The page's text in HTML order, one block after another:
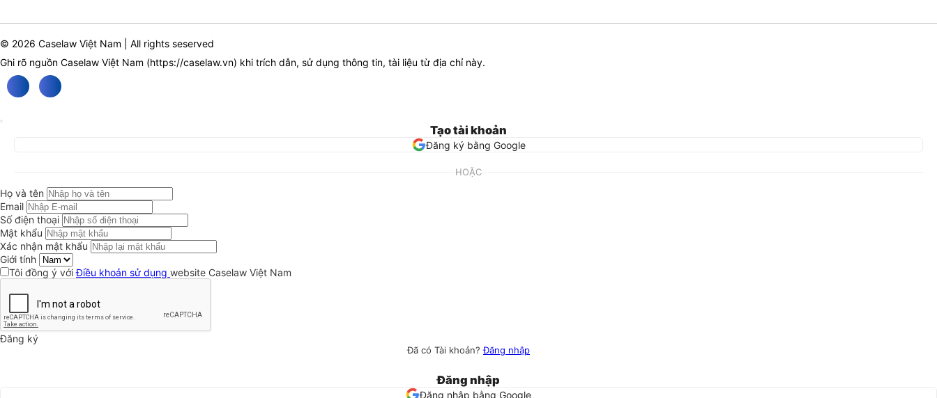
© 2026 Caselaw Việt Nam | All rights seserved
Ghi rõ nguồn Caselaw Việt Nam (https://caselaw.vn) khi trích dẫn, sử dụng thông tin, tài liệu từ địa chỉ này.
Tạo tài khoản
Đăng ký bằng Google
HOẶC
Họ và tên
Email
Số điện thoại
Mật khẩu
Xác nhận mật khẩu
Giới tính
Tôi đồng ý vớiĐiều khoản sử dụng website Caselaw Việt Nam
Đăng ký
Đã có Tài khoản?Đăng nhập
Đăng nhập
Đăng nhập bằng Google